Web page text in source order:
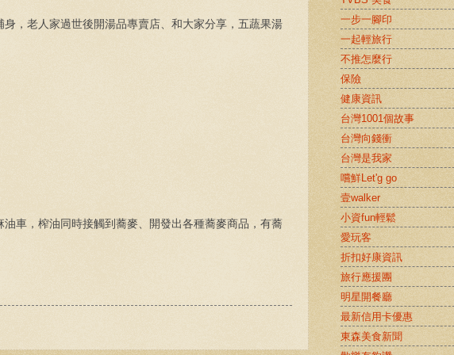
，老人家過世後開湯品專賣店、和大家分享，五蔬果湯
車，榨油同時接觸到蕎麥、開發出各種蕎麥商品，有蕎
一步一腳印
一起輕旅行
不推怎麼行
保險
健康資訊
台灣1001個故事
台灣向錢衝
台灣是我家
嚐鮮Let'g go
壹walker
小資fun輕鬆
愛玩客
折扣好康資訊
旅行應援團
明星開餐廳
最新信用卡優惠
東森美食新聞